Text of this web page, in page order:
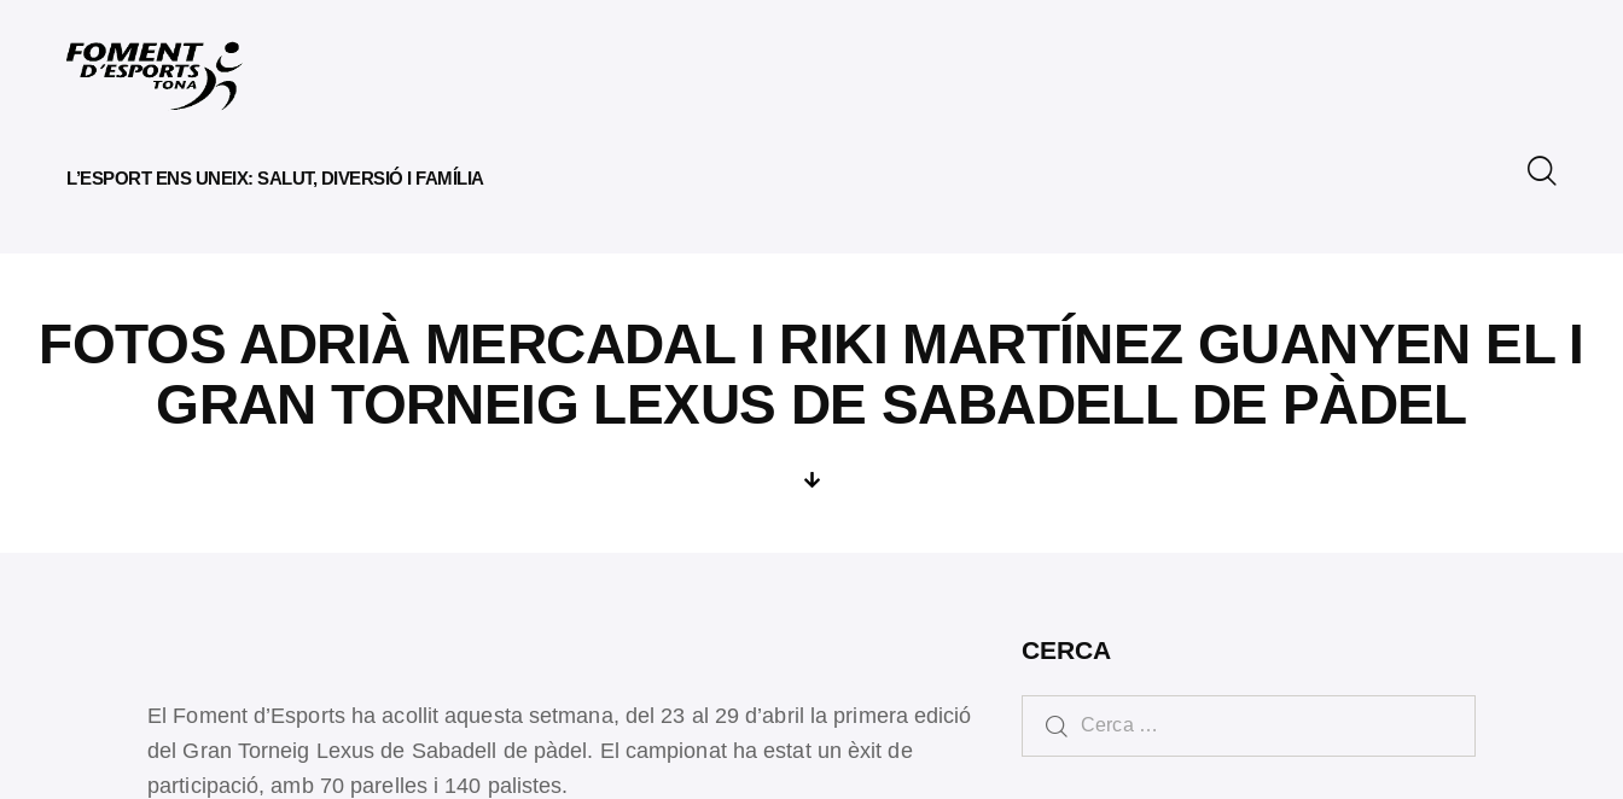
L’ESPORT ENS UNEIX: SALUT, DIVERSIÓ I FAMÍLIA
FOTOS ADRIÀ MERCADAL I RIKI MARTÍNEZ GUANYEN EL I
GRAN TORNEIG LEXUS DE SABADELL DE PÀDEL
El Foment d’Esports ha acollit aquesta setmana, del 23 al 29 d’abril la primera edició
del Gran Torneig Lexus de Sabadell de pàdel. El campionat ha estat un èxit de
participació, amb 70 parelles i 140 palistes.
CERCA